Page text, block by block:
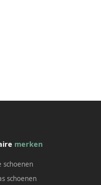
merken
schoenen
schoenen